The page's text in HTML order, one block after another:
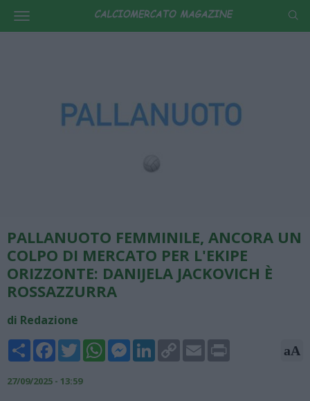
PALLANUOTO FEMMINILE, ANCORA UN
COLPO DI MERCATO PER L'EKIPE
ORIZZONTE: DANIJELA JACKOVICH È
ROSSAZZURRA
di Redazione
Share FacebookTwitterWhatsAppMessengerLinkedInCopy
Link
Email aA
27/09/2025 - 13:59